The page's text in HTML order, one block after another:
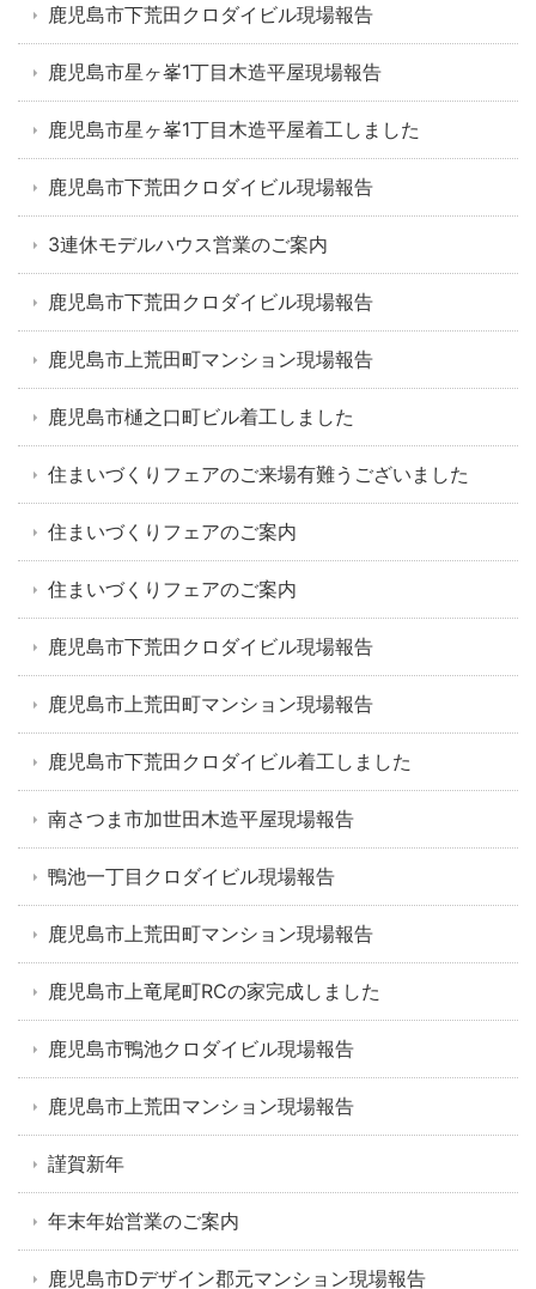
鹿児島市下荒田クロダイビル現場報告
鹿児島市星ヶ峯1丁目木造平屋現場報告
鹿児島市星ヶ峯1丁目木造平屋着工しました
鹿児島市下荒田クロダイビル現場報告
3連休モデルハウス営業のご案内
鹿児島市下荒田クロダイビル現場報告
鹿児島市上荒田町マンション現場報告
鹿児島市樋之口町ビル着工しました
住まいづくりフェアのご来場有難うございました
住まいづくりフェアのご案内
住まいづくりフェアのご案内
鹿児島市下荒田クロダイビル現場報告
鹿児島市上荒田町マンション現場報告
鹿児島市下荒田クロダイビル着工しました
南さつま市加世田木造平屋現場報告
鴨池一丁目クロダイビル現場報告
鹿児島市上荒田町マンション現場報告
鹿児島市上竜尾町RCの家完成しました
鹿児島市鴨池クロダイビル現場報告
鹿児島市上荒田マンション現場報告
謹賀新年
年末年始営業のご案内
鹿児島市Dデザイン郡元マンション現場報告